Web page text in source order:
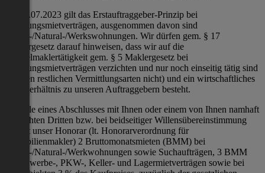
Ab 01.07.2023 gilt das Erstauftraggeber-Prinzip bei
Wohnungsmietverträgen, ausgenommen davon sind
Dienst-/Natural-/Werkswohnungen. Wir dürfen gem. § 17
Maklergesetz darauf hinweisen, dass wir auf die
Doppelmaklertätigkeit gem. § 5 Maklergesetz bei
Wohnungsmietverträgen verzichten und nur noch einseitig tätig sind
(bei den restlichen Vermittlungsarten nicht) und ein wirtschaftliches
Naheverhältnis zu unseren Auftraggebern besteht.
Im Falle eines Abschlusses mit Ihnen oder einem von Ihnen namhaft
gemachten Dritten bzw. bei beidseitiger Willensübereinstimmung
beträgt unser Honorar (lt. Honorarverordnung für
Immobilienmakler) 2 Bruttomonatsmieten (BMM) bei
Dienst-/Natural-/Werkwohnungen sowie Suchaufträgen, 3 BMM
bei Gewerbe-, PKW-, Keller- und Lagermietverträgen sowie bei